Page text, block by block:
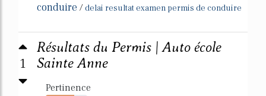
conduire / delai resultat examen permis de conduire
1
Résultats du Permis | Auto école
Sainte Anne
Pertinence